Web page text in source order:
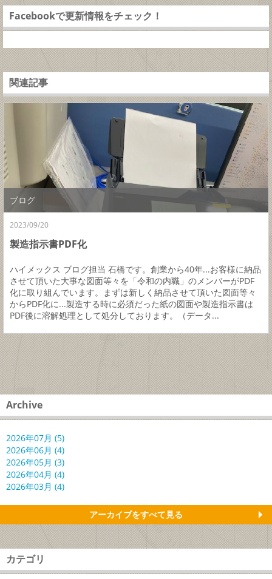
Facebookで更新情報をチェック！
関連記事
ブログ
2023/09/20
製造指示書PDF化
ハイメックス ブログ担当 石橋です。創業から40年...お客様に納品
させて頂いた大事な図面等々を「令和の内職」のメンバーがPDF
化に取り組んでいます。まずは新しく納品させて頂いた図面等々
からPDF化に...製造する時に必須だった紙の図面や製造指示書は
PDF後に溶解処理として処分しております。（データ...
Archive
2026年07月 (5)
2026年06月 (4)
2026年05月 (3)
2026年04月 (4)
2026年03月 (4)
アーカイブをすべて見る
カテゴリ